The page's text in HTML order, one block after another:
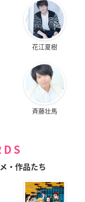
花江夏樹
斉藤壮馬
・作品たち